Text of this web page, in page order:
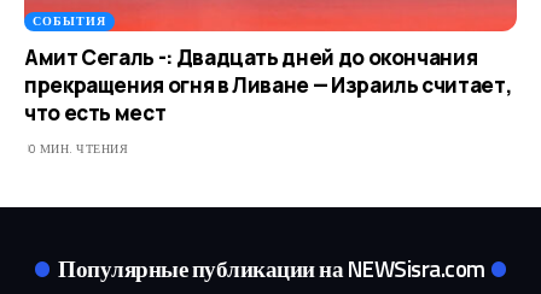
СОБЫТИЯ
Амит Сегаль -: Двадцать дней до окончания
прекращения огня в Ливане — Израиль считает,
что есть мест
0 МИН. ЧТЕНИЯ
Популярные публикации на NEWSisra.com